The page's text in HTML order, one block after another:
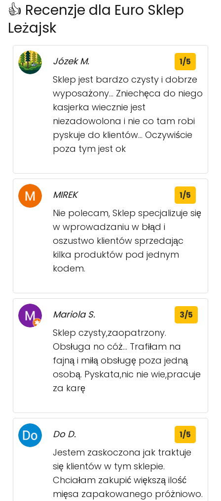
👍 Recenzje dla Euro Sklep
Leżajsk
Józek M. 1/5
Sklep jest bardzo czysty i dobrze
wyposażony... Zniechęca do niego
kasjerka wiecznie jest
niezadowolona i nie co tam robi
pyskuje do klientów... Oczywiście
poza tym jest ok
MIREK 1/5
Nie polecam, Sklep specjalizuje się
w wprowadzaniu w błąd i
oszustwo klientów sprzedając
kilka produktów pod jednym
kodem.
Mariola S. 3/5
Sklep czysty,zaopatrzony.
Obsługa no cóż... Trafiłam na
fajną i miłą obsługę poza jedną
osobą. Pyskata,nic nie wie,pracuje
za karę
Do D. 1/5
Jestem zaskoczona jak traktuje
się klientów w tym sklepie.
Chciałam zakupić większą ilość
mięsa zapakowanego próżniowo.